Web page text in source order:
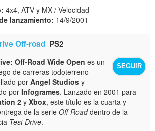
4x4, ATV y MX / Velocidad
lanzamiento: 14/9/2001
Off-road PS2
SEGUIR
Off-Road Wide Open es un
de carreras todoterreno
porAngel Studios y
porInfogrames. Lanzado en 2001 para
2yXbox, este título es la cuarta y
de la serieOff-Roaddentro de la
Test Drive.